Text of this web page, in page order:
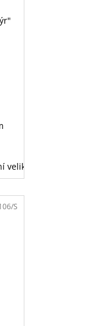
velikost
S